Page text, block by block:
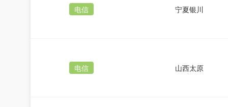
电信 宁夏银川
电信 山西太原